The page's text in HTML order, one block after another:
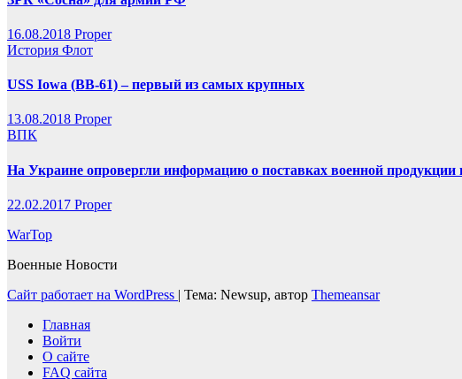
16.08.2018 Proper
История Флот
USS Iowa (BB-61) – первый из самых крупных
13.08.2018 Proper
ВПК
На Украине опровергли информацию о поставках военной продукции
22.02.2017 Proper
WarTop
Военные Новости
Сайт работает на WordPress | Тема: Newsup, автор Themeansar
Главная
Войти
О сайте
FAQ сайта